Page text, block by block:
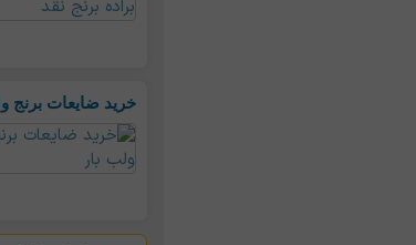
خرید ضایعات برنج